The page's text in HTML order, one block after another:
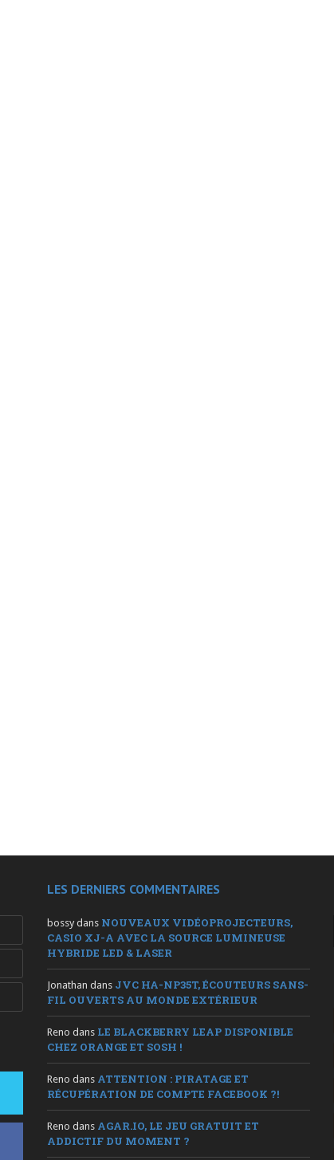
LES DERNIERS COMMENTAIRES
bossy dans NOUVEAUX VIDÉOPROJECTEURS,
CASIO XJ-A AVEC LA SOURCE LUMINEUSE
HYBRIDE LED & LASER
Jonathan dans JVC HA-NP35T, ÉCOUTEURS SANS-
FIL OUVERTS AU MONDE EXTÉRIEUR
Reno dans LE BLACKBERRY LEAP DISPONIBLE
CHEZ ORANGE ET SOSH !
Reno dans ATTENTION : PIRATAGE ET
RÉCUPÉRATION DE COMPTE FACEBOOK ?!
Reno dans AGAR.IO, LE JEU GRATUIT ET
ADDICTIF DU MOMENT ?